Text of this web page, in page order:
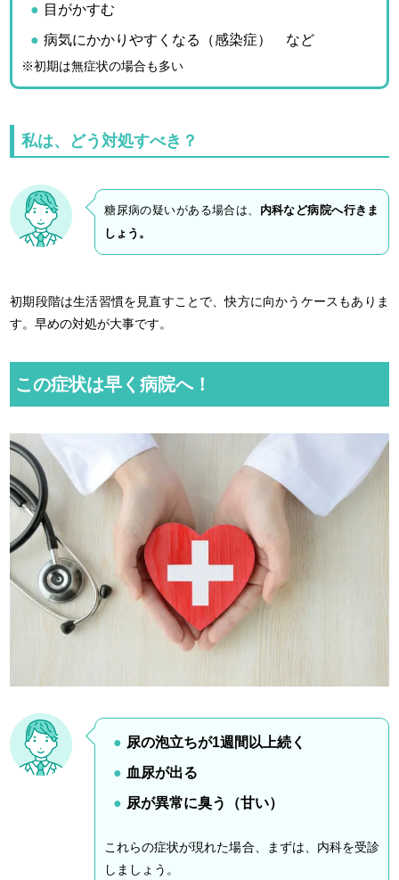
目がかすむ
病気にかかりやすくなる（感染症） など
※初期は無症状の場合も多い
私は、どう対処すべき？
糖尿病の疑いがある場合は、 内科など病院へ行きま
しょう。
初期段階は生活習慣を見直すことで、快方に向かうケースもありま
す。早めの対処が大事です。
この症状は早く病院へ！
尿の泡立ちが1週間以上続く
血尿が出る
尿が異常に臭う（甘い）
これらの症状が現れた場合、まずは、内科を受診
しましょう。